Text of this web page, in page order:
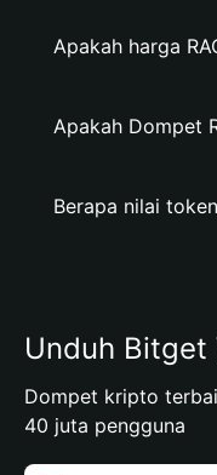
Apakah harga
Apakah Dompet
Berapa nilai
Unduh Bitget
Dompet kripto
40 juta pengguna